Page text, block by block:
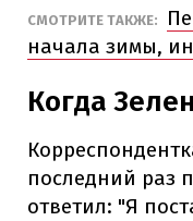
СМОТРИТЕ ТАКЖЕ:
начала зимы,
Когда
последний раз
ответил: "Я